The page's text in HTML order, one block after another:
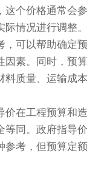
这个价格通常会参
情况进行调整。
，可以帮助确定预
因素。同时，预算
料质量、运输成本
价在工程预算和造
等同。政府指导价
参考，但预算定额